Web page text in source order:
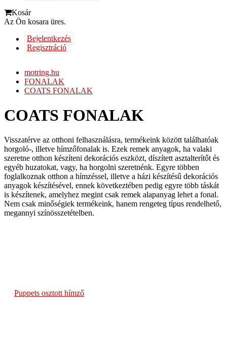
Kosár
Az Ön kosara üres.
Bejelentkezés
Regisztráció
motring.hu
FONALAK
COATS FONALAK
COATS FONALAK
Visszatérve az otthoni felhasználásra, termékeink között találhatóak
horgoló-, illetve hímzőfonalak is. Ezek remek anyagok, ha valaki
szeretne otthon készíteni dekorációs eszközt, díszített asztalterítőt és
egyéb huzatokat, vagy, ha horgolni szeretnénk. Egyre többen
foglalkoznak otthon a hímzéssel, illetve a házi készítésű dekorációs
anyagok készítésével, ennek következtében pedig egyre több táskát
is készítenek, amelyhez megint csak remek alapanyag lehet a fonal.
Nem csak minőségiek termékeink, hanem rengeteg típus rendelhető,
megannyi színösszetételben.
Puppets osztott hímző